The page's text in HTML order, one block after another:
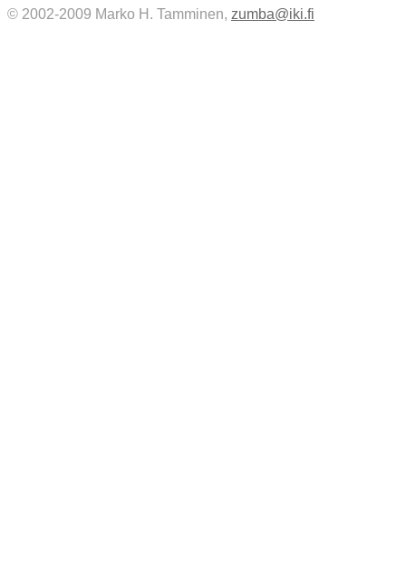
© 2002-2009 Marko H. Tamminen, zumba@iki.fi